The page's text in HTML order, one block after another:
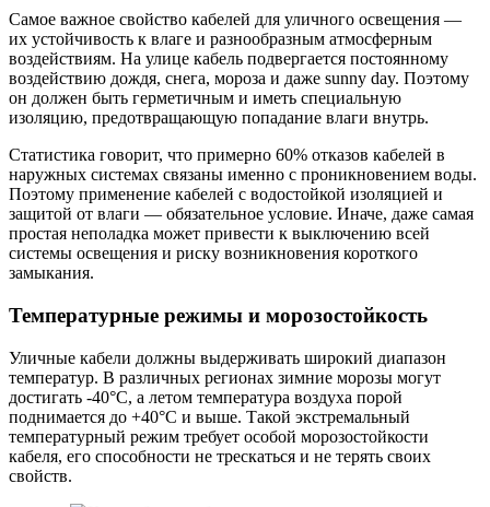
Самое важное свойство кабелей для уличного освещения —
их устойчивость к влаге и разнообразным атмосферным
воздействиям. На улице кабель подвергается постоянному
воздействию дождя, снега, мороза и даже sunny day. Поэтому
он должен быть герметичным и иметь специальную
изоляцию, предотвращающую попадание влаги внутрь.
Статистика говорит, что примерно 60% отказов кабелей в
наружных системах связаны именно с проникновением воды.
Поэтому применение кабелей с водостойкой изоляцией и
защитой от влаги — обязательное условие. Иначе, даже самая
простая неполадка может привести к выключению всей
системы освещения и риску возникновения короткого
замыкания.
Температурные режимы и морозостойкость
Уличные кабели должны выдерживать широкий диапазон
температур. В различных регионах зимние морозы могут
достигать -40°C, а летом температура воздуха порой
поднимается до +40°C и выше. Такой экстремальный
температурный режим требует особой морозостойкости
кабеля, его способности не трескаться и не терять своих
свойств.